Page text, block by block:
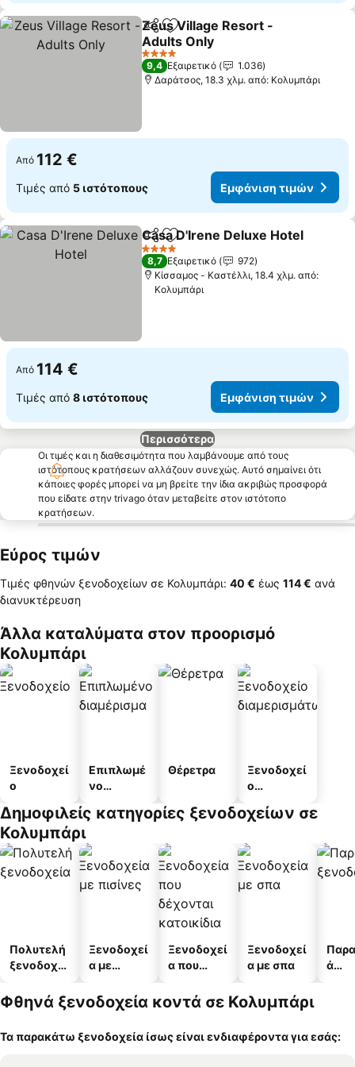
Κοινοποίηση
Προσθήκη στα αγαπημένα
Zeus Village Resort -
Adults Only
Εμφάνιση τιμών
4 Αστέρια
9,4 Εξαιρετικό
1.036
Δαράτσος, 18.3 χλμ. από: Κολυμπάρι
Από 112 €
Τιμές από 5 ιστότοπους Εμφάνιση τιμών
Κοινοποίηση
Προσθήκη στα αγαπημένα
Casa D'Irene Deluxe Hotel
4 Αστέρια
8,7 Εξαιρετικό
972
Κίσσαμος - Καστέλλι, 18.4 χλμ. από:
Κολυμπάρι
Από 114 €
Τιμές από 8 ιστότοπους Εμφάνιση τιμών
Περισσότερα
Οι τιμές και η διαθεσιμότητα που λαμβάνουμε από τους
ιστότοπους κρατήσεων αλλάζουν συνεχώς. Αυτό σημαίνει ότι
κάποιες φορές μπορεί να μη βρείτε την ίδια ακριβώς προσφορά
που είδατε στην trivago όταν μεταβείτε στον ιστότοπο
κρατήσεων.
Εύρος τιμών
Τιμές φθηνών ξενοδοχείων σε Κολυμπάρι: ‎40 € έως ‎114 € ανά
διανυκτέρευση
Άλλα καταλύματα στον προορισμό
Κολυμπάρι
Ξενοδοχεί
ο
Επιπλωμέ
νο
α
Θέρετρα
Ξενοδοχεί
ο
άτων
Δημοφιλείς κατηγορίες ξενοδοχείων σε
Κολυμπάρι
Πολυτελή
ξενοδοχεί
Ξενοδοχεί
α με
Ξενοδοχεί
α που
κατοικίδι
Ξενοδοχεί
α με σπα
ά
Φθηνά ξενοδοχεία κοντά σε Κολυμπάρι
Τα παρακάτω ξενοδοχεία ίσως είναι ενδιαφέροντα για εσάς: